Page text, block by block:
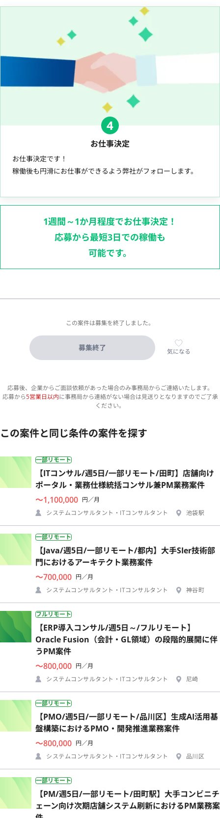
4
お仕事決定
お仕事決定です！
稼働後も円滑にお仕事ができるよう弊社がフォローします。
1週間～1か月程度でお仕事決定！
応募から最短3日での稼働も
可能です。
この案件は募集を終了しました。
募集終了 気になる
応募後、企業からご面談依頼があった場合のみ事務局からご連絡いたします。
応募から5営業日以内に事務局から連絡がない場合は見送りとなりますのでご了承
ください。
この案件と同じ条件の案件を探す
一部リモート
【ITコンサル/週5日/一部リモート/田町】店舗向け
ポータル・業務仕様統括コンサル兼PM業務案件
〜1,100,000 円／月
システムコンサルタント・ITコンサルタント
池袋駅
一部リモート
【Java/週5日/一部リモート/都内】大手SIer技術部
門におけるアーキテクト業務案件
〜700,000 円／月
システムコンサルタント・ITコンサルタント
神谷町
フルリモート
【ERP導入コンサル/週5日～/フルリモート】
Oracle Fusion（会計・GL領域）の段階的展開に伴
うPM案件
〜800,000 円／月
システムコンサルタント・ITコンサルタント
尼崎
一部リモート
【PMO/週5日/一部リモート/品川区】生成AI活用基
盤構築におけるPMO・開発推進業務案件
〜800,000 円／月
システムコンサルタント・ITコンサルタント
品川区
一部リモート
【PM/週5日/一部リモート/田町駅】大手コンビニチ
ェーン向け次期店舗システム刷新におけるPM業務案